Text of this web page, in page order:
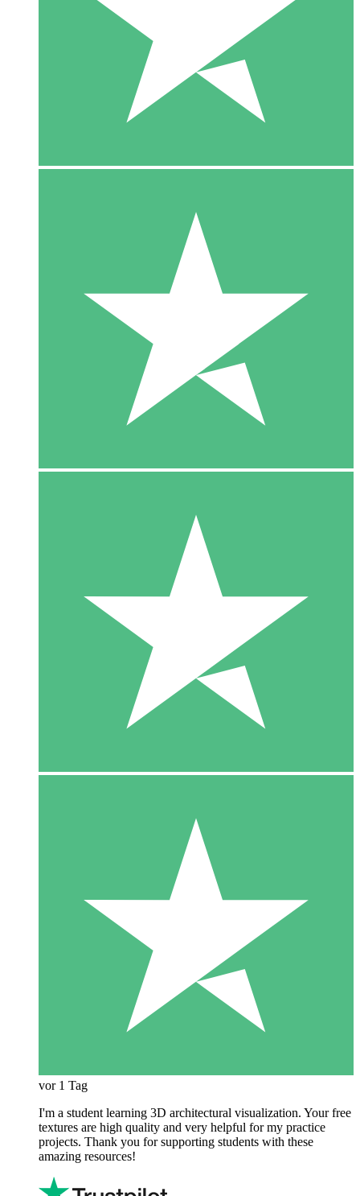
vor 1 Tag
I'm a student learning 3D architectural visualization. Your free
textures are high quality and very helpful for my practice
projects. Thank you for supporting students with these
amazing resources!